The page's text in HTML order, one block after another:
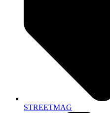
STREETMAG